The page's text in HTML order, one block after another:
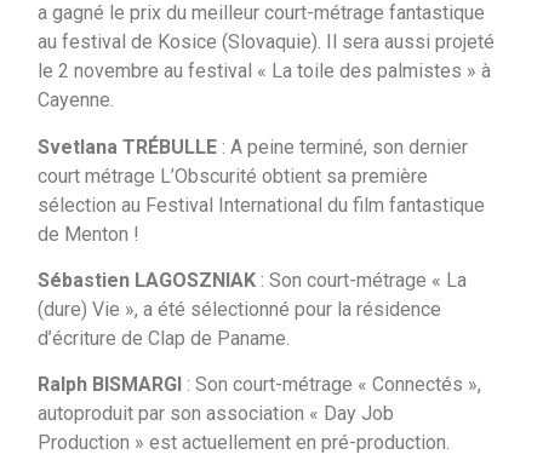
a gagné le prix du meilleur court-métrage fantastique
au festival de Kosice (Slovaquie). Il sera aussi projeté
le 2 novembre au festival « La toile des palmistes » à
Cayenne.
Svetlana TRÉBULLE: A peine terminé, son dernier
court métrage L’Obscurité obtient sa première
sélection au Festival International du film fantastique
de Menton !
Sébastien LAGOSZNIAK: Son court-métrage « La
(dure) Vie », a été sélectionné pour la résidence
d’écriture de Clap de Paname.
Ralph BISMARGI: Son court-métrage « Connectés »,
autoproduit par son association « Day Job
Production » est actuellement en pré-production.